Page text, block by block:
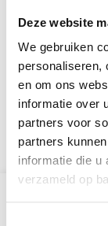
Deze website
We gebruiken
personaliseren,
en om ons
informatie over
partners voor
partners
informatie die u
verzameld op
Werken bij
plek.
Wil je onze
werken bij ons?
Ga naar de